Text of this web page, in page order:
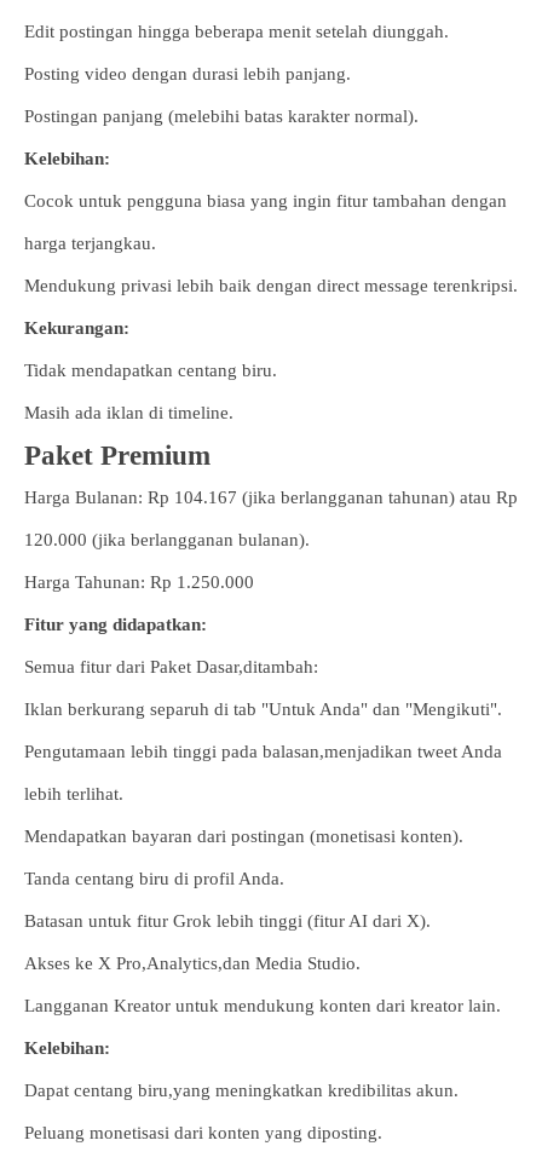
Edit postingan hingga beberapa menit setelah diunggah.
Posting video dengan durasi lebih panjang.
Postingan panjang (melebihi batas karakter normal).
Kelebihan:
Cocok untuk pengguna biasa yang ingin fitur tambahan dengan
harga terjangkau.
Mendukung privasi lebih baik dengan direct message terenkripsi.
Kekurangan:
Tidak mendapatkan centang biru.
Masih ada iklan di timeline.
Paket Premium
Harga Bulanan: Rp 104.167 (jika berlangganan tahunan) atau Rp
120.000 (jika berlangganan bulanan).
Harga Tahunan: Rp 1.250.000
Fitur yang didapatkan:
Semua fitur dari Paket Dasar,ditambah:
Iklan berkurang separuh di tab "Untuk Anda" dan "Mengikuti".
Pengutamaan lebih tinggi pada balasan,menjadikan tweet Anda
lebih terlihat.
Mendapatkan bayaran dari postingan (monetisasi konten).
Tanda centang biru di profil Anda.
Batasan untuk fitur Grok lebih tinggi (fitur AI dari X).
Akses ke X Pro,Analytics,dan Media Studio.
Langganan Kreator untuk mendukung konten dari kreator lain.
Kelebihan:
Dapat centang biru,yang meningkatkan kredibilitas akun.
Peluang monetisasi dari konten yang diposting.